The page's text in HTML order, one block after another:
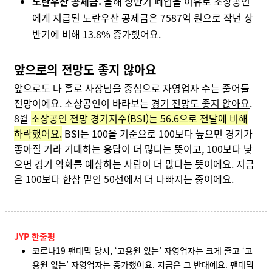
에게 지급된 노란우산 공제금은 7587억 원으로 작년 상
반기에 비해 13.8% 증가했어요.
앞으로의 전망도 좋지 않아요
앞으로도 나 홀로 사장님을 중심으로 자영업자 수는 줄어들
전망이에요. 소상공인이 바라보는 경기 전망도 좋지 않아요.
8월 소상공인 전망 경기지수(BSI)는 56.6으로 전달에 비해
하락했어요. BSI는 100을 기준으로 100보다 높으면 경기가
좋아질 거라 기대하는 응답이 더 많다는 뜻이고, 100보다 낮
으면 경기 악화를 예상하는 사람이 더 많다는 뜻이에요. 지금
은 100보다 한참 밑인 50선에서 더 나빠지는 중이에요.
JYP 한줄평
코로나19 팬데믹 당시, ‘고용원 있는’ 자영업자는 크게 줄고 ‘고
용원 없는’ 자영업자는 증가했어요. 지금은 그 반대예요. 팬데믹